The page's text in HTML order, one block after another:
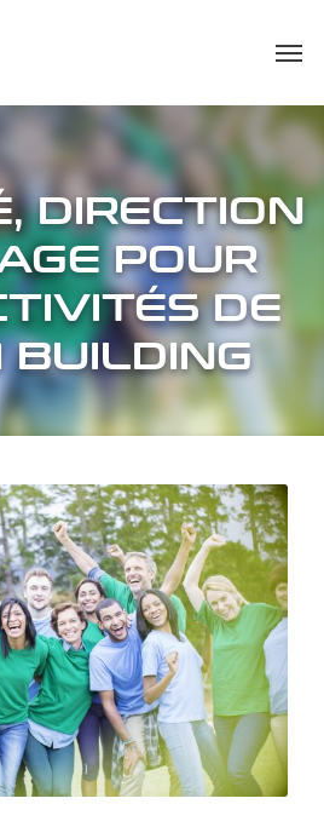
DIRECTION
POUR
DE